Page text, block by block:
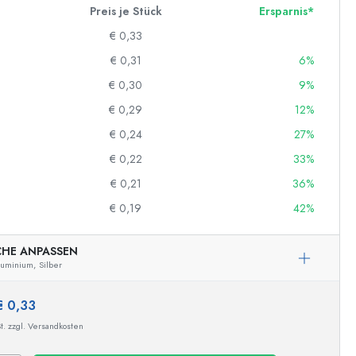
Preis je Stück
Ersparnis*
€ 0,33
€ 0,31
6%
€ 0,30
9%
€ 0,29
12%
€ 0,24
27%
€ 0,22
33%
€ 0,21
36%
€ 0,19 42%
ANPASSEN
Silber
0,33
zzgl. Versandkosten